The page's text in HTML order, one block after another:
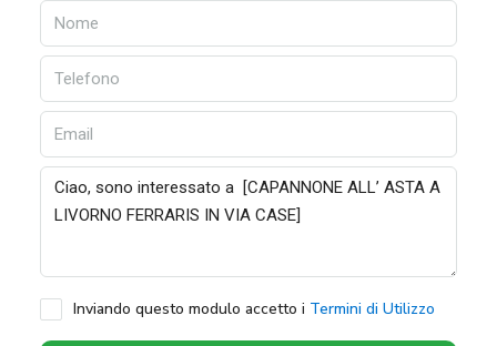
Inviando questo modulo accetto i Termini di Utilizzo